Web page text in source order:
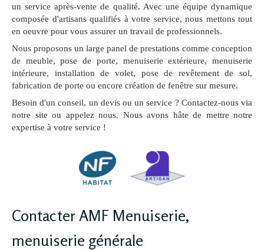
un service après-vente de qualité. Avec une équipe dynamique
composée d'artisans qualifiés à votre service, nous mettons tout
en oeuvre pour vous assurer un travail de professionnels.
Nous proposons un large panel de prestations comme conception
de meuble, pose de porte, menuiserie extérieure, menuiserie
intérieure, installation de volet, pose de revêtement de sol,
fabrication de porte ou encore création de fenêtre sur mesure.
Besoin d'un conseil, un devis ou un service ? Contactez-nous via
notre site ou appelez nous. Nous avons hâte de mettre notre
expertise à votre service !
Contacter AMF Menuiserie,
menuiserie générale